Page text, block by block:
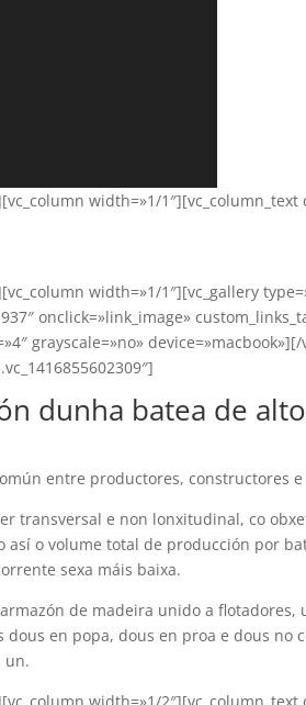
width=»1/1″][vc_column_text
width=»1/1″][vc_gallery
onclick=»link_image»
grayscale=»no»
dunha batea de
entre productores, constructores
transversal e non lonxitudinal, co
o volume total de producción por
sexa máis baixa.
de madeira unido a flotadores,
en popa, dous en proa e dous no
un.